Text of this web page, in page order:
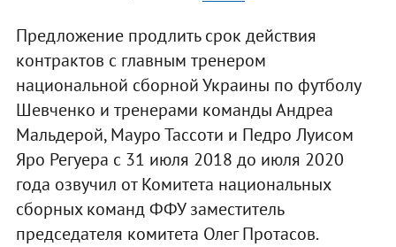
Предложение продлить срок действия
контрактов с главным тренером
национальной сборной Украины по футболу
Шевченко и тренерами команды Андреа
Мальдерой, Мауро Тассоти и Педро Луисом
Яро Регуера с 31 июля 2018 до июля 2020
года озвучил от Комитета национальных
сборных команд ФФУ заместитель
председателя комитета Олег Протасов.